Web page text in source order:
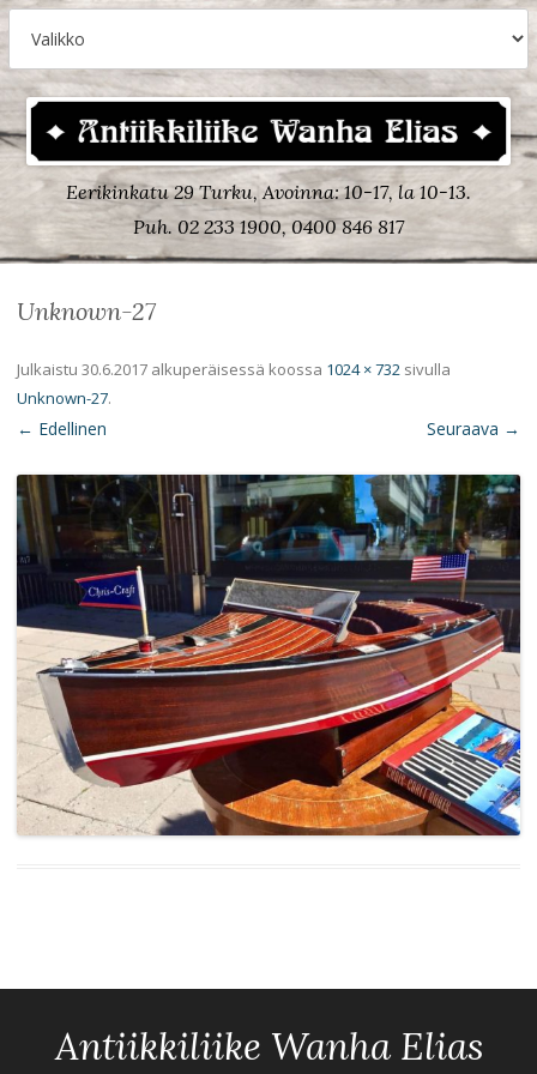
Eerikinkatu 29 Turku, Avoinna: 10-17, la 10-13.
Puh. 02 233 1900, 0400 846 817
Unknown-27
Julkaistu 30.6.2017 alkuperäisessä koossa 1024 × 732 sivulla
Unknown-27.
← Edellinen Seuraava →
Antiikkiliike Wanha Elias